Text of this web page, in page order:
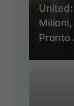
Milioni,
Pronto